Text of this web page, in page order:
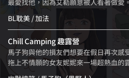
隊來到綠島，計畫挖掘……市值32億的
為動力，淘金隊成員高燒不退、夢中囈
的究竟是什麼！？與世隔絕的石洞中，
金漫獎漫畫家漢寶包以獨到的角度改編
筆觸與節奏，營造充滿懸疑靈異的離島故
上了那位沉默的旁觀者：金的室友，安
錯，原本清楚的關係界線，也開始變得
BL耽美 / 加法
Chill Camping 趣露營
馬子狗與他的損友們想要在假日再次感
拖上不情願的女友妮妮來一場超熱血的
的一行人在瞭解了各種露營眉角與實地